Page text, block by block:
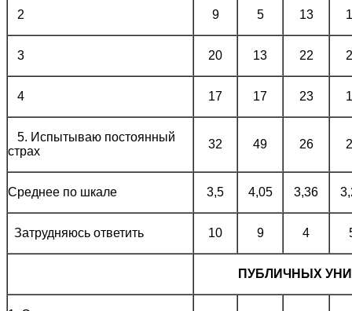
2 9 5 13
3 20 13 22
4 17 17 23
5. Испытываю постоянный
страх
32 49 26
Среднее по шкале 3,5 4,05 3,36
Затрудняюсь ответить 10 9 4
ПУБЛИЧНЫХ